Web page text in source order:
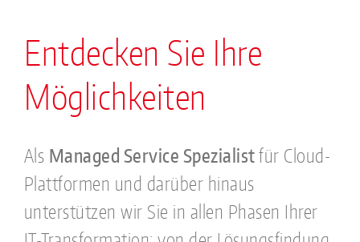
Entdecken Sie Ihre
Möglichkeiten
Als Managed Service Spezialistfür Cloud-
Plattformen und darüber hinaus
unterstützen wir Sie in allen Phasen Ihrer